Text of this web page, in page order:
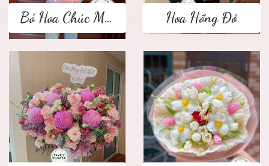
Bó Hoa Chúc Mừng Hoa Hồng Đỏ